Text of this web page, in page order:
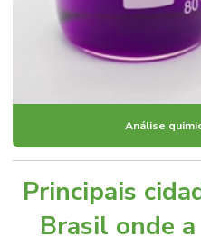
Análise
Principais
Brasil onde